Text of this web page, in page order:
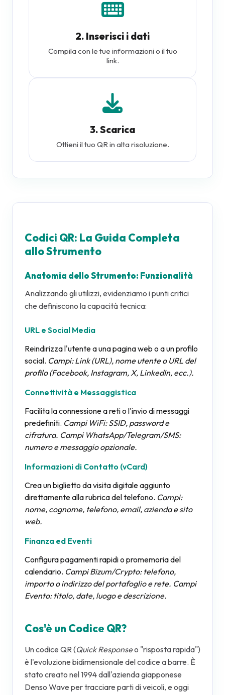
2. Inserisci i dati
Compila con le tue informazioni o il tuo
link.
3. Scarica
Ottieni il tuo QR in alta risoluzione.
Codici QR: La Guida Completa
allo Strumento
Anatomia dello Strumento: Funzionalità
Analizzando gli utilizzi, evidenziamo i punti critici
che definiscono la capacità tecnica:
URL e Social Media
Reindirizza l'utente a una pagina web o a un profilo
social. Campi: Link (URL), nome utente o URL del
profilo (Facebook, Instagram, X, LinkedIn, ecc.).
Connettività e Messaggistica
Facilita la connessione a reti o l'invio di messaggi
predefiniti. Campi WiFi: SSID, password e
cifratura. Campi WhatsApp/Telegram/SMS:
numero e messaggio opzionale.
Informazioni di Contatto (vCard)
Crea un biglietto da visita digitale aggiunto
direttamente alla rubrica del telefono. Campi:
nome, cognome, telefono, email, azienda e sito
web.
Finanza ed Eventi
Configura pagamenti rapidi o promemoria del
calendario. Campi Bizum/Crypto: telefono,
importo o indirizzo del portafoglio e rete. Campi
Evento: titolo, date, luogo e descrizione.
Cos'è un Codice QR?
Un codice QR (Quick Responseo "risposta rapida")
è l'evoluzione bidimensionale del codice a barre. È
stato creato nel 1994 dall'azienda giapponese
Denso Wave per tracciare parti di veicoli, e oggi